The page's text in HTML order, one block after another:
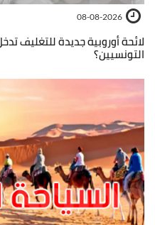
08-08-2026
لائحة أوروبية جديدة للتغليف
التونسيين؟